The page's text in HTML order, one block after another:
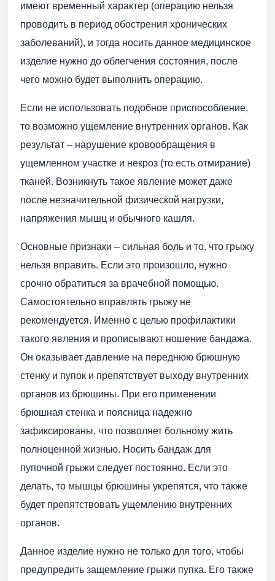
имеют временный характер (операцию нельзя
проводить в период обострения хронических
заболеваний), и тогда носить данное медицинское
изделие нужно до облегчения состояния, после
чего можно будет выполнить операцию.
Если не использовать подобное приспособление,
то возможно ущемление внутренних органов. Как
результат – нарушение кровообращения в
ущемленном участке и некроз (то есть отмирание)
тканей. Возникнуть такое явление может даже
после незначительной физической нагрузки,
напряжения мышц и обычного кашля.
Основные признаки – сильная боль и то, что грыжу
нельзя вправить. Если это произошло, нужно
срочно обратиться за врачебной помощью.
Самостоятельно вправлять грыжу не
рекомендуется. Именно с целью профилактики
такого явления и прописывают ношение бандажа.
Он оказывает давление на переднюю брюшную
стенку и пупок и препятствует выходу внутренних
органов из брюшины. При его применении
брюшная стенка и поясница надежно
зафиксированы, что позволяет больному жить
полноценной жизнью. Носить бандаж для
пупочной грыжи следует постоянно. Если это
делать, то мышцы брюшины укрепятся, что также
будет препятствовать ущемлению внутренних
органов.
Данное изделие нужно не только для того, чтобы
предупредить защемление грыжи пупка. Его также